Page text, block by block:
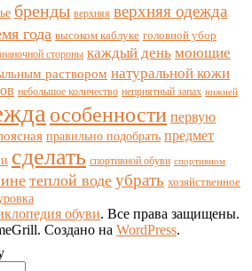
бренды верхняя верхняя одежда
года высоком каблуке головной убор
стороны каждый день моющие
раствором натуральной кожи
небольшое количество неприятный запах нижней
особенности первую
правильно подобрать предмет
сделать спортивной обуви спортивном
теплой воде убрать хозяйственное
обуви. Все права защищены.
Создано на WordPress.